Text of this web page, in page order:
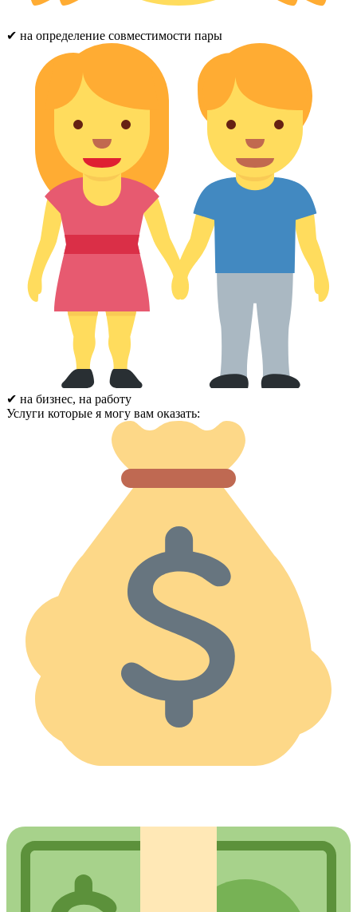
✔ на определение совместимости пары
✔ на бизнес, на работу
Услуги которые я могу вам оказать: